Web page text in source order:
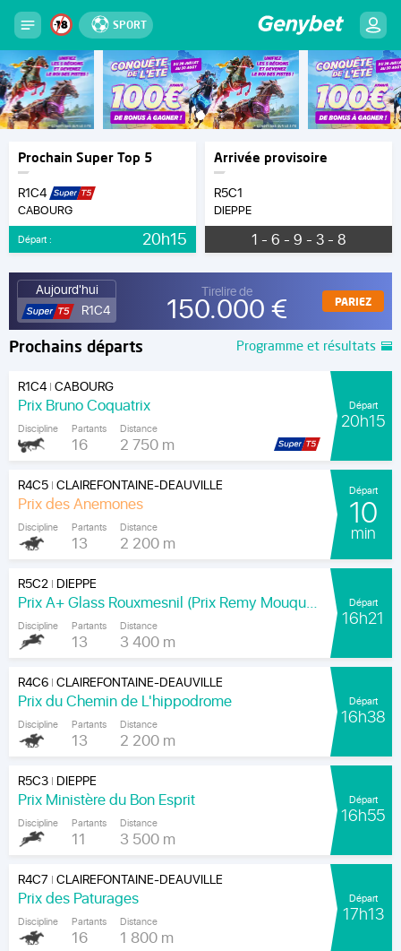
SPORT
Prochain Super Top 5
R1C4
CABOURG
Départ : 20h15
Arrivée provisoire
R5C1
DIEPPE
1 - 6 - 9 - 3 - 8
Aujourd'hui
R1C4
Tirelire de
150.000 € PARIEZ
Prochains départs Programme et résultats
R1C4|CABOURG
Prix Bruno Coquatrix
Discipline Partants
16
Distance
2 750 m
Départ
20h15
R4C5|CLAIREFONTAINE-DEAUVILLE
Prix des Anemones
Discipline Partants
13
Distance
2 200 m
Départ
10
min
R5C2| DIEPPE
Prix A+ Glass Rouxmesnil (Prix Remy Mouquet)
Discipline Partants
13
Distance
3 400 m
Départ
16h21
R4C6|CLAIREFONTAINE-DEAUVILLE
Prix du Chemin de L'hippodrome
Discipline Partants
13
Distance
2 200 m
Départ
16h38
R5C3| DIEPPE
Prix Ministère du Bon Esprit
Discipline Partants
11
Distance
3 500 m
Départ
16h55
R4C7 |CLAIREFONTAINE-DEAUVILLE
Prix des Paturages
Discipline Partants
16
Distance
1 800 m
Départ
17h13